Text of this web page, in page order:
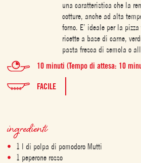
una caratteristica che la
cotture, anche ad alta
forno. E’ ideale per la
ricette a base di carne,
pasta fresca di semola o
10 minuti (Tempo di attesa: 10
FACILE
ingredienti
1 l di polpa di pomodoro Mutti
1 peperone rosso